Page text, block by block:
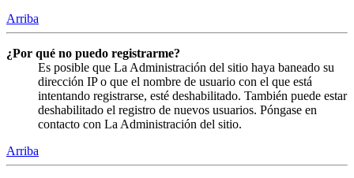
Arriba
¿Por qué no puedo registrarme?
Es posible que La Administración del sitio haya baneado su
dirección IP o que el nombre de usuario con el que está
intentando registrarse, esté deshabilitado. También puede estar
deshabilitado el registro de nuevos usuarios. Póngase en
contacto con La Administración del sitio.
Arriba